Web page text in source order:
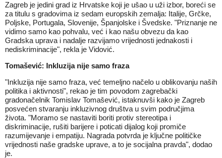
Zagreb je jedini grad iz Hrvatske koji je ušao u uži izbor, boreći se
za titulu s gradovima iz sedam europskih zemalja: Italije, Grčke,
Poljske, Portugala, Slovenije, Španjolske i Švedske. "Priznanje ne
vidimo samo kao pohvalu, već i kao našu obvezu da kao
Gradska uprava i nadalje razvijamo vrijednosti jednakosti i
nediskriminacije", rekla je Vidović.
Tomašević: Inkluzija nije samo fraza
"Inkluzija nije samo fraza, već temeljno načelo u oblikovanju naših
politika i aktivnosti", rekao je tim povodom zagrebački
gradonačelnik Tomislav Tomašević, istaknuvši kako je Zagreb
posvećen stvaranju inkluzivnog društva u svim područjima
života. "Moramo se nastaviti boriti protiv stereotipa i
diskriminacije, rušiti barijere i poticati dijalog koji promiče
razumijevanje i empatiju. Nagrada potvrda je ključne političke
vrijednosti naše gradske uprave, a to je socijalna pravda", dodao
je.